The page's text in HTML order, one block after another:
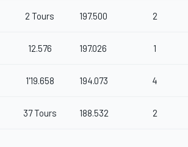
2 Tours 197.500 2
12.576 197.026 1
1'19.658 194.073 4
37 Tours 188.532 2